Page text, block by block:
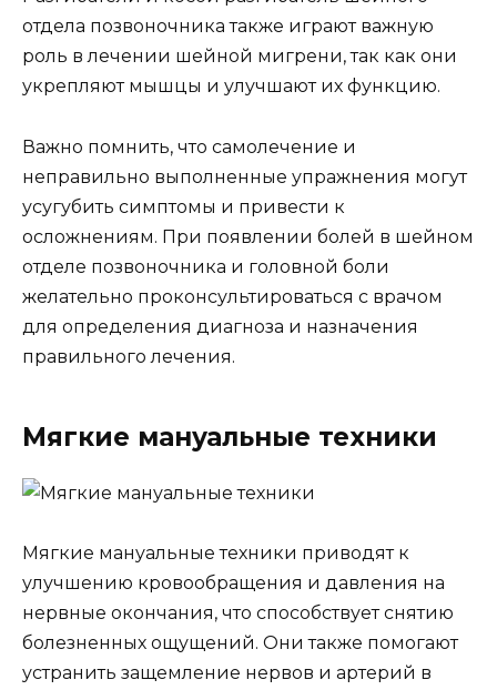
отдела позвоночника также играют важную
роль в лечении шейной мигрени, так как они
укрепляют мышцы и улучшают их функцию.
Важно помнить, что самолечение и
неправильно выполненные упражнения могут
усугубить симптомы и привести к
осложнениям. При появлении болей в шейном
отделе позвоночника и головной боли
желательно проконсультироваться с врачом
для определения диагноза и назначения
правильного лечения.
Мягкие мануальные техники
Мягкие мануальные техники приводят к
улучшению кровообращения и давления на
нервные окончания, что способствует снятию
болезненных ощущений. Они также помогают
устранить защемление нервов и артерий в